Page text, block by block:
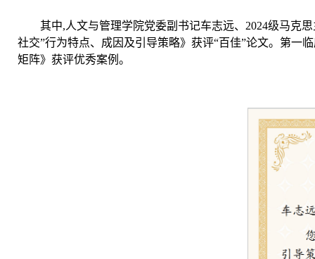
其中,人文与管理学院党委副书记车志远、2024级马克
社交”行为特点、成因及引导策略》获评“百佳”论文。第一
矩阵》获评优秀案例。